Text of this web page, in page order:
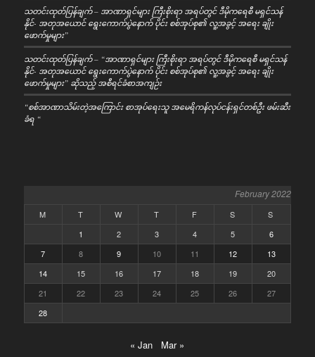
သတင်းထုတ်ပြန်ချက် – အာဏာရှင်များ ကြီးစိုးရာ အရပ်တွင် ဒီမိုကရေစီ မရှင်သန်
နိုင်- အတုအယောင် ရွေးကောက်ပွဲနောက် ပိုင်း စစ်အုပ်စု၏ လူ့အခွင့် အရေး ချိုး
ဖောက်မှုများ”
သတင်းထုတ်ပြန်ချက် – “အာဏာရှင်များ ကြီးစိုးရာ အရပ်တွင် ဒီမိုကရေစီ မရှင်သန်
နိုင်- အတုအယောင် ရွေးကောက်ပွဲနောက် ပိုင်း စစ်အုပ်စု၏ လူ့အခွင့် အရေး ချိုး
ဖောက်မှုများ” ဆိုသည့် အစီရင်ခံစာအကျဉ်း
“စစ်အာဏာသိမ်းတဲ့အကြောင်း စာအုပ်ရေးသူ အမေရိကန်လုပ်ငန်းရှင်တစ်ဦး ဖမ်းဆီး
ခံရ “
February 2022
M T W T F S
S
1
2 3 4 5
6
7
8 9 10 11 12
13
14
15 16 17 18 19
20
21
22 23 24 25 26
27
28
« Jan Mar »